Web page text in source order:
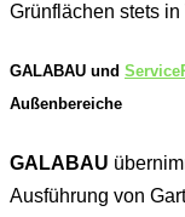
Grünflächen stets in
GALABAU und
Außenbereiche
GALABAU
Ausführung von